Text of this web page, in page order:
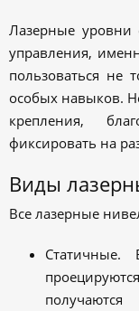
Лазерные уровни
управления,
пользоваться не
особых навыков.
крепления,
фиксировать на
Виды
Все лазерные
Статичные.
получаются